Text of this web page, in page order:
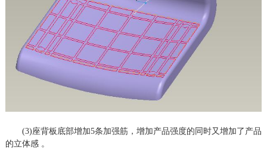
(3)座背板底部增加5条加强筋，增加产品强度的同时又增加了产品
的立体感 。